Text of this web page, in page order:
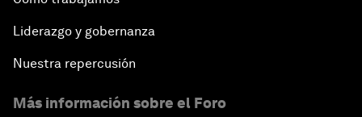
Liderazgo y gobernanza
Nuestra repercusión
Más información sobre el Foro